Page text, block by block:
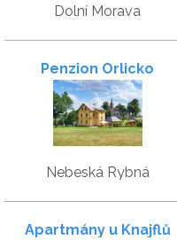
Dolní Morava
Penzion Orlicko
Nebeská Rybná
Apartmány u Knajflů